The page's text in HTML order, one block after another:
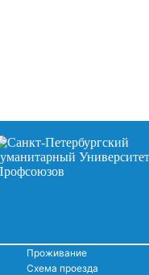
Проживание
Схема проезда